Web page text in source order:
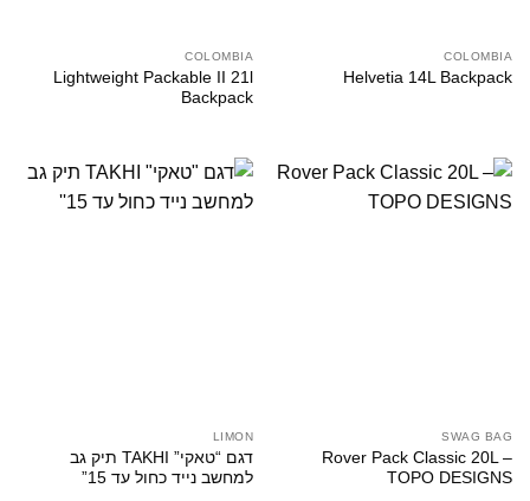
COLOMBIA
Helvetia 14L Backpack
COLOMBIA
Lightweight Packable II 21l
Backpack
SWAG BAG
Rover Pack Classic 20L –
TOPO DESIGNS
LIMON
דגם “טאקי” TAKHI תיק גב
למחשב נייד כחול עד 15”